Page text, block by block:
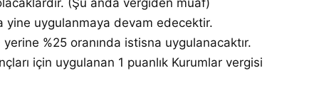
(Şu anda vergiden muaf)
yine uygulanmaya devam edecektir.
%25 oranında istisna uygulanacaktır.
için uygulanan 1 puanlık Kurumlar vergisi